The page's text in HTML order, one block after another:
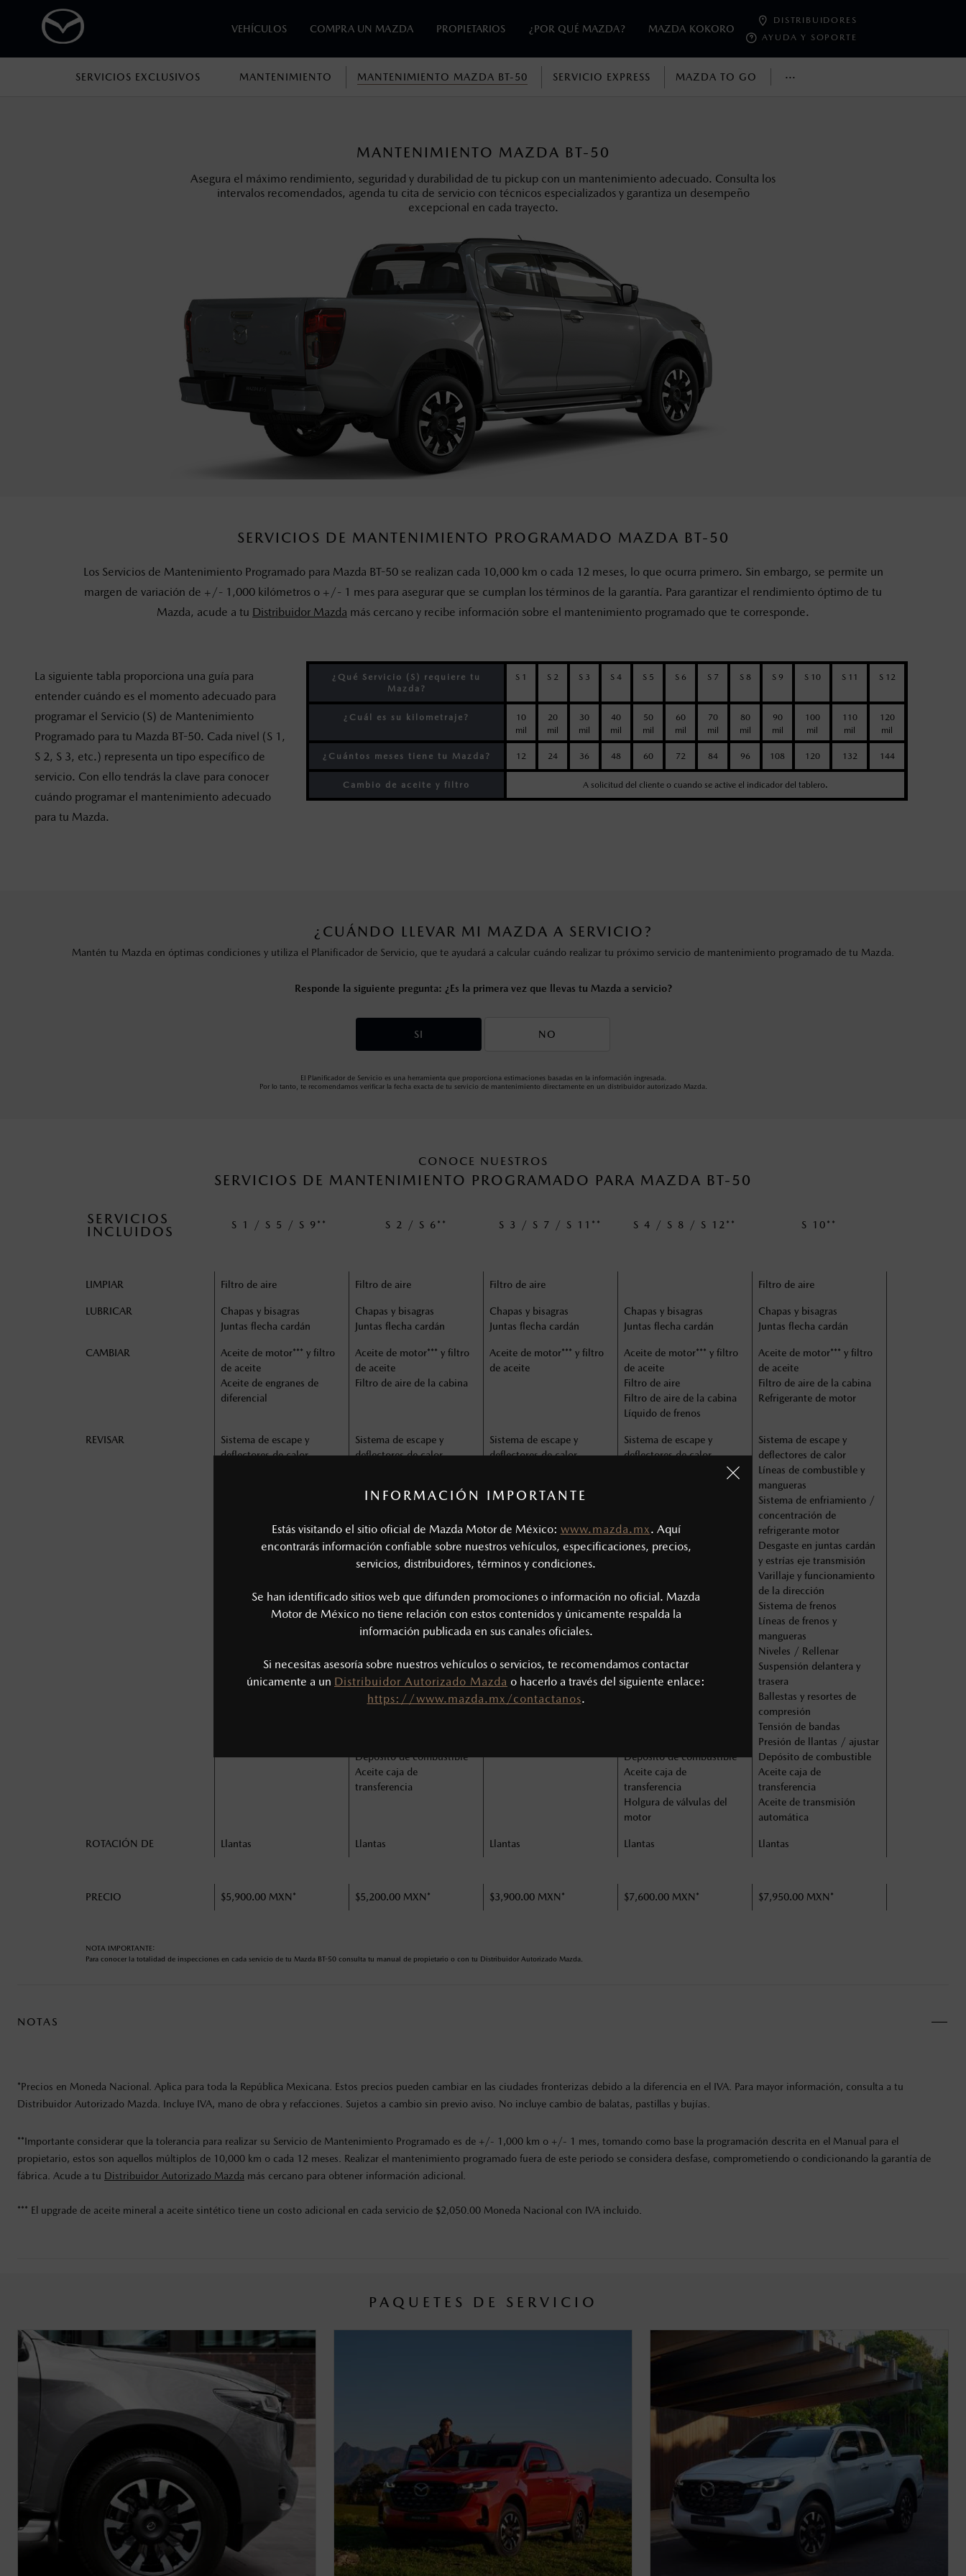
INFORMACIÓN IMPORTANTE
Estás visitando el sitio oficial de Mazda Motor de México: www.mazda.mx. Aquí
encontrarás información confiable sobre nuestros vehículos, especificaciones, precios,
servicios, distribuidores, términos y condiciones.
Se han identificado sitios web que difunden promociones o información no oficial. Mazda
Motor de México no tiene relación con estos contenidos y únicamente respalda la
información publicada en sus canales oficiales.
Si necesitas asesoría sobre nuestros vehículos o servicios, te recomendamos contactar
únicamente a un Distribuidor Autorizado Mazda o hacerlo a través del siguiente enlace:
https://www.mazda.mx/contactanos.
VEHÍCULOS COMPRA UN MAZDA PROPIETARIOS ¿POR QUÉ MAZDA? MAZDA KOKORO
DISTRIBUIDORES
AYUDA Y SOPORTE
SERVICIOS EXCLUSIVOS MANTENIMIENTO MANTENIMIENTO MAZDA BT-50 SERVICIO EXPRESS MAZDA TO GO ···
MANTENIMIENTO MAZDA BT-50
Asegura el máximo rendimiento, seguridad y durabilidad de tu pickup con un mantenimiento adecuado. Consulta los
intervalos recomendados, agenda tu cita de servicio con técnicos especializados y garantiza un desempeño
excepcional en cada trayecto.
SERVICIOS DE MANTENIMIENTO PROGRAMADO MAZDA BT-50
Los Servicios de Mantenimiento Programado para Mazda BT-50 se realizan cada 10,000 km o cada 12 meses, lo que ocurra primero. Sin embargo, se permite un
margen de variación de +/- 1,000 kilómetros o +/- 1 mes para asegurar que se cumplan los términos de la garantía. Para garantizar el rendimiento óptimo de tu
Mazda, acude a tu Distribuidor Mazda más cercano y recibe información sobre el mantenimiento programado que te corresponde.
La siguiente tabla proporciona una guía para
entender cuándo es el momento adecuado para
programar el Servicio (S) de Mantenimiento
Programado para tu Mazda BT-50. Cada nivel (S 1,
S 2, S 3, etc.) representa un tipo específico de
servicio. Con ello tendrás la clave para conocer
cuándo programar el mantenimiento adecuado
para tu Mazda.
¿Qué Servicio (S) requiere tu
Mazda?
S 1 S 2 S 3 S 4 S 5 S 6 S 7 S 8 S 9 S 10 S 11 S 12
¿Cuál es su kilometraje?
10
mil
20
mil
30
mil
40
mil
50
mil
60
mil
70
mil
80
mil
90
mil
100
mil
110
mil
120
mil
¿Cuántos meses tiene tu Mazda? 12 24 36 48 60 72 84 96 108 120 132 144
Cambio de aceite y filtro A solicitud del cliente o cuando se active el indicador del tablero.
¿CUÁNDO LLEVAR MI MAZDA A SERVICIO?
Mantén tu Mazda en óptimas condiciones y utiliza el Planificador de Servicio, que te ayudará a calcular cuándo realizar tu próximo servicio de mantenimiento programado de tu Mazda.
Responde la siguiente pregunta: ¿Es la primera vez que llevas tu Mazda a servicio?
SI NO
El Planificador de Servicio es una herramienta que proporciona estimaciones basadas en la información ingresada.
Por lo tanto, te recomendamos verificar la fecha exacta de tu servicio de mantenimiento directamente en un distribuidor autorizado Mazda.
CONOCE NUESTROS
SERVICIOS DE MANTENIMIENTO PROGRAMADO PARA MAZDA BT-50
SERVICIOS
INCLUIDOS
S 1 / S 5 / S 9** S 2 / S 6** S 3 / S 7 / S 11** S 4 / S 8 / S 12** S 10**
LIMPIAR Filtro de aire Filtro de aire Filtro de aire Filtro de aire
LUBRICAR
Chapas y bisagras
Juntas flecha cardán
Chapas y bisagras
Juntas flecha cardán
Chapas y bisagras
Juntas flecha cardán
Chapas y bisagras
Juntas flecha cardán
Chapas y bisagras
Juntas flecha cardán
CAMBIAR
Aceite de motor*** y filtro
de aceite
Aceite de engranes de
diferencial
Aceite de motor*** y filtro
de aceite
Filtro de aire de la cabina
Aceite de motor*** y filtro
de aceite
Aceite de motor*** y filtro
de aceite
Filtro de aire
Filtro de aire de la cabina
Líquido de frenos
Aceite de motor*** y filtro
de aceite
Filtro de aire de la cabina
Refrigerante de motor
REVISAR
Sistema de escape y
deflectores de calor
refrigerante motor
Desgaste en juntas cardán
de la dirección
Suspensión delantera y
trasera
Sistema de escape y
deflectores de calor
Sistema de enfriamiento /
refrigerante motor
Desgaste en juntas cardán
y estrías eje transmisión
de la dirección
Sistema de frenos
Líneas de frenos y
mangueras
Suspensión delantera y
trasera
Ballestas y resortes de
Depósito de combustible
Aceite caja de
transferencia
Sistema de escape y
deflectores de calor
Sistema de enfriamiento /
refrigerante motor
Desgaste en juntas cardán
y estrías eje transmisión
de la dirección
Suspensión delantera y
trasera
Ballestas y resortes de
Sistema de escape y
deflectores de calor
Líneas de combustible y
refrigerante motor
Desgaste en juntas cardán
de la dirección
Líneas de frenos y
Suspensión delantera y
trasera
Depósito de combustible
Aceite caja de
transferencia
Holgura de válvulas del
motor
Sistema de escape y
deflectores de calor
Líneas de combustible y
mangueras
Sistema de enfriamiento /
concentración de
refrigerante motor
Desgaste en juntas cardán
y estrías eje transmisión
Varillaje y funcionamiento
de la dirección
Sistema de frenos
Líneas de frenos y
mangueras
Niveles / Rellenar
Suspensión delantera y
trasera
Ballestas y resortes de
compresión
Tensión de bandas
Presión de llantas / ajustar
Depósito de combustible
Aceite caja de
transferencia
Aceite de transmisión
automática
ROTACIÓN DE Llantas Llantas Llantas Llantas Llantas
PRECIO $5,900.00 MXN* $5,200.00 MXN* $3,900.00 MXN* $7,600.00 MXN* $7,950.00 MXN*
NOTA IMPORTANTE:
Para conocer la totalidad de inspecciones en cada servicio de tu Mazda BT-50 consulta tu manual de propietario o con tu Distribuidor Autorizado Mazda.
NOTAS
*Precios en Moneda Nacional. Aplica para toda la República Mexicana. Estos precios pueden cambiar en las ciudades fronterizas debido a la diferencia en el IVA. Para mayor información, consulta a tu
Distribuidor Autorizado Mazda. Incluye IVA, mano de obra y refacciones. Sujetos a cambio sin previo aviso. No incluye cambio de balatas, pastillas y bujías.
**Importante considerar que la tolerancia para realizar su Servicio de Mantenimiento Programado es de +/- 1,000 km o +/- 1 mes, tomando como base la programación descrita en el Manual para el
propietario, estos son aquellos múltiplos de 10,000 km o cada 12 meses. Realizar el mantenimiento programado fuera de este periodo se considera desfase, comprometiendo o condicionando la garantía de
fábrica. Acude a tu Distribuidor Autorizado Mazda más cercano para obtener información adicional.
*** El upgrade de aceite mineral a aceite sintético tiene un costo adicional en cada servicio de $2,050.00 Moneda Nacional con IVA incluido.
PAQUETES DE SERVICIO
modificar las especificaciones y los precios de sus productos, sin aviso previo al consumidor.
Todas las imágenes del sitio son meramente ilustrativas.